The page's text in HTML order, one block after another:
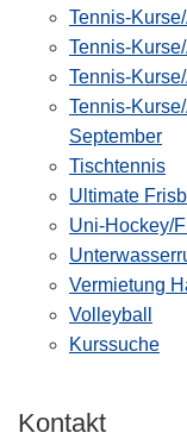
Tennis-
Tennis-
Tennis-
Tennis-
September
Tischtennis
Ultimate
Uni-Hockey/
Vermietung
Volleyball
Kurssuche
Kontakt